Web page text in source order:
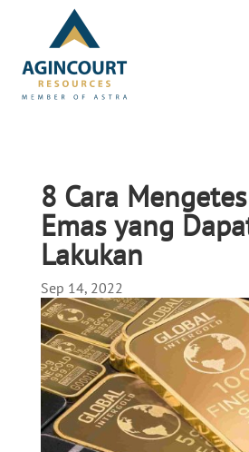
8 Cara
Emas yang
Lakukan
Sep 14, 2022